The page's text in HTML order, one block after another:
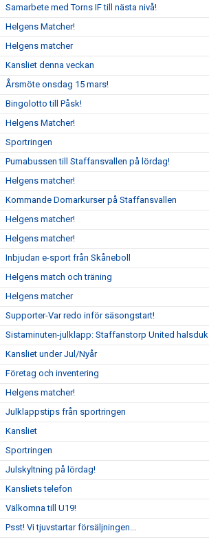
Samarbete med Torns IF till nästa nivå!
Helgens Matcher!
Helgens matcher
Kansliet denna veckan
Årsmöte onsdag 15 mars!
Bingolotto till Påsk!
Helgens Matcher!
Sportringen
Pumabussen till Staffansvallen på lördag!
Helgens matcher!
Kommande Domarkurser på Staffansvallen
Helgens matcher!
Helgens matcher!
Inbjudan e-sport från Skåneboll
Helgens match och träning
Helgens matcher
Supporter-Var redo inför säsongstart!
Sistaminuten-julklapp: Staffanstorp United halsduk
Kansliet under Jul/Nyår
Företag och inventering
Helgens matcher!
Julklappstips från sportringen
Kansliet
Sportringen
Julskyltning på lördag!
Kansliets telefon
Välkomna till U19!
Psst! Vi tjuvstartar försäljningen...